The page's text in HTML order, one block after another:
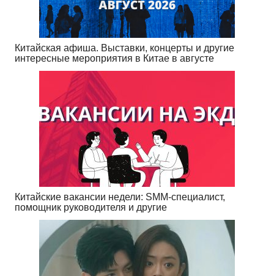
Китайская афиша. Выставки, концерты и другие
интересные мероприятия в Китае в августе
Китайские вакансии недели: SMM-специалист,
помощник руководителя и другие